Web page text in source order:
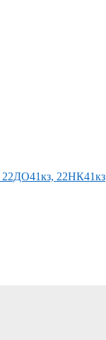
22ДО41кз, 22НК41кз